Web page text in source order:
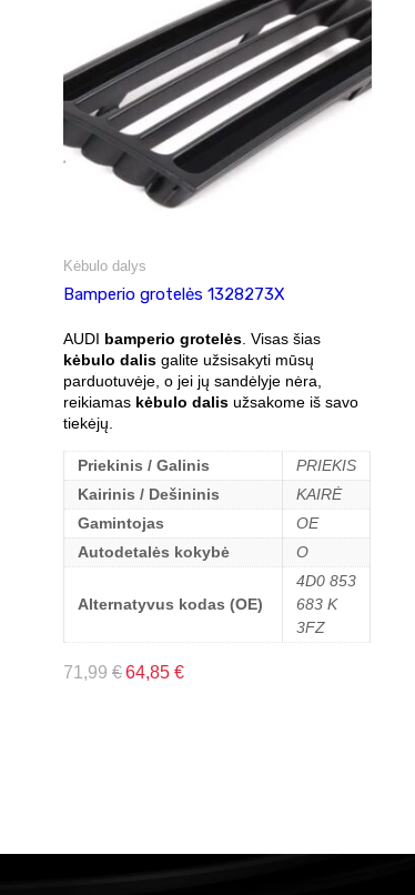
Kėbulo dalys
Bamperio grotelės 1328273X
AUDI bamperio grotelės . Visas šias
kėbulo dalis galite užsisakyti mūsų
parduotuvėje, o jei jų sandėlyje nėra,
reikiamas kėbulo dalis užsakome iš savo
tiekėjų.
Priekinis / Galinis
PRIEKIS
Kairinis / Dešininis
KAIRĖ
Gamintojas
OE
Autodetalės kokybė
O
Alternatyvus kodas (OE)
4D0 853
683 K
3FZ
71,99 €64,85 €